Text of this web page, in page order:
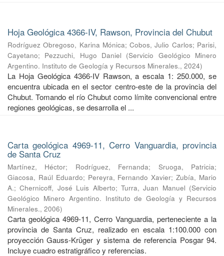
Hoja Geológica 4366-IV, Rawson, Provincia del Chubut
Rodríguez Obregoso, Karina Mónica;Cobos, Julio Carlos; Parisi,
Cayetano; Pezzuchi, Hugo Daniel (Servicio Geológico Minero
Argentino. Instituto de Geología y Recursos Minerales., 2024)
La Hoja Geológica 4366-IV Rawson, a escala 1: 250.000, se
encuentra ubicada en el sector centro-este de la provincia del
Chubut. Tomando el río Chubut como límite convencional entre
regiones geológicas, se desarrolla el ...
Carta geológica 4969-11, Cerro Vanguardia, provincia
de Santa Cruz
Martínez, Héctor; Rodríguez, Fernanda; Sruoga, Patricia;
Giacosa, Raúl Eduardo; Pereyra, Fernando Xavier;Zubía, Mario
A.;Chernicoff, José Luis Alberto; Turra, Juan Manuel (Servicio
Geológico Minero Argentino. Instituto de Geología y Recursos
Minerales., 2006)
Carta geológica 4969-11, Cerro Vanguardia, perteneciente a la
provincia de Santa Cruz, realizado en escala 1:100.000 con
proyección Gauss-Krüger y sistema de referencia Posgar 94.
Incluye cuadro estratigráfico y referencias.